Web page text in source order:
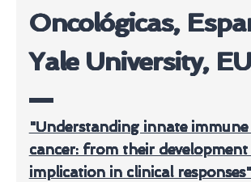
Oncológicas,
Yale University,
"Understanding innate immune
cancer: from their
implication in clinical responses"